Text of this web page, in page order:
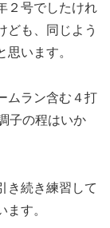
２号でしたけれ
ども、同じよう
います。
ムラン含む４打
子の程はいか
き続き練習して
す。